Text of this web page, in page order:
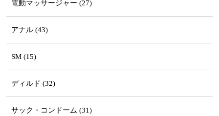
電動マッサージャー (27)
アナル (43)
SM (15)
ディルド (32)
サック・コンドーム (31)